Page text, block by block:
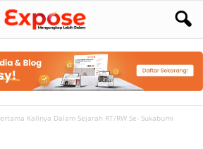
Kalinya Dalam Sejarah RT/RW Se- Sukabumi